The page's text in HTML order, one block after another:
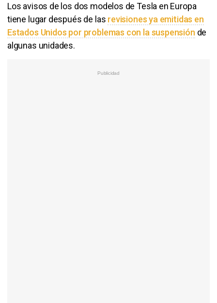
Los avisos de los dos modelos de Tesla en Europa
tiene lugar después de las revisiones ya emitidas en
Estados Unidos por problemas con la suspensión de
algunas unidades.